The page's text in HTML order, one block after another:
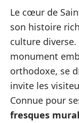
Le cœur de
son histoire
culture
monument
orthodoxe, se
invite les
Connue pour
fresques